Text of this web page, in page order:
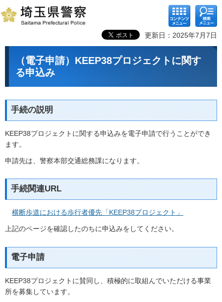
コンテ
ンツメ
ニュー
検索メ
ニュー
更新日：2025年7月7日
（電子申請）KEEP38プロジェクトに関す
る申込み
手続の説明
KEEP38プロジェクトに関する申込みを電子申請で行うことができ
ます。
申請先は、警察本部交通総務課になります。
手続関連URL
横断歩道における歩行者優先「KEEP38プロジェクト」
上記のページを確認したのちに申込みをしてください。
電子申請
KEEP38プロジェクトに賛同し、積極的に取組んでいただける事業
所を募集しています。